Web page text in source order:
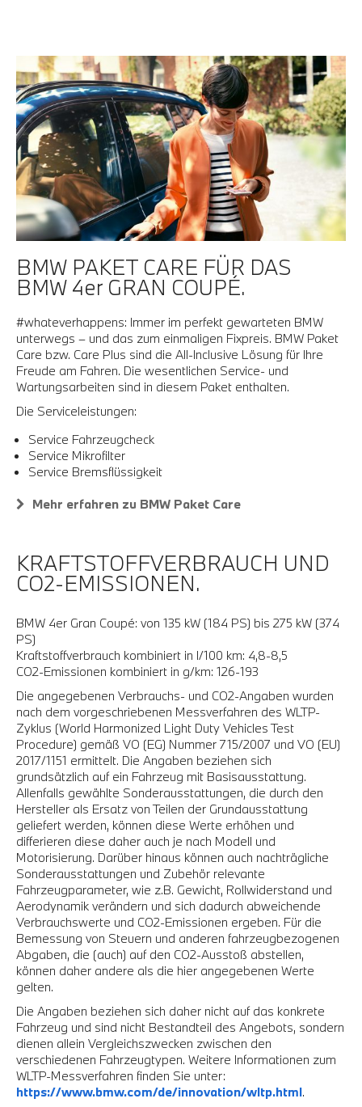
BMW PAKET CARE FÜR DAS
BMW 4er GRAN COUPÉ.
#whateverhappens: Immer im perfekt gewarteten BMW
unterwegs – und das zum einmaligen Fixpreis. BMW Paket
Care bzw. Care Plus sind die All-Inclusive Lösung für Ihre
Freude am Fahren. Die wesentlichen Service- und
Wartungsarbeiten sind in diesem Paket enthalten.
Die Serviceleistungen:
Service Fahrzeugcheck
Service Mikrofilter
Service Bremsflüssigkeit
Mehr erfahren zu BMW Paket Care
KRAFTSTOFFVERBRAUCH UND
CO2-EMISSIONEN.
BMW 4er Gran Coupé: von 135 kW (184 PS) bis 275 kW (374
PS)
Kraftstoffverbrauch kombiniert in l/100 km: 4,8-8,5
CO2-Emissionen kombiniert in g/km: 126-193
Die angegebenen Verbrauchs- und CO2-Angaben wurden
nach dem vorgeschriebenen Messverfahren des WLTP-
Zyklus (World Harmonized Light Duty Vehicles Test
Procedure) gemäß VO (EG) Nummer 715/2007 und VO (EU)
2017/1151 ermittelt. Die Angaben beziehen sich
grundsätzlich auf ein Fahrzeug mit Basisausstattung.
Allenfalls gewählte Sonderausstattungen, die durch den
Hersteller als Ersatz von Teilen der Grundausstattung
geliefert werden, können diese Werte erhöhen und
differieren diese daher auch je nach Modell und
Motorisierung. Darüber hinaus können auch nachträgliche
Sonderausstattungen und Zubehör relevante
Fahrzeugparameter, wie z.B. Gewicht, Rollwiderstand und
Aerodynamik verändern und sich dadurch abweichende
Verbrauchswerte und CO2-Emissionen ergeben. Für die
Bemessung von Steuern und anderen fahrzeugbezogenen
Abgaben, die (auch) auf den CO2-Ausstoß abstellen,
können daher andere als die hier angegebenen Werte
gelten.
Die Angaben beziehen sich daher nicht auf das konkrete
Fahrzeug und sind nicht Bestandteil des Angebots, sondern
dienen allein Vergleichszwecken zwischen den
verschiedenen Fahrzeugtypen. Weitere Informationen zum
WLTP-Messverfahren finden Sie unter:
https://www.bmw.com/de/innovation/wltp.html.